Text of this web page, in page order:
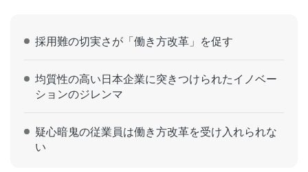
採用難の切実さが「働き方改革」を促す
均質性の高い日本企業に突きつけられたイノベー
ションのジレンマ
疑心暗鬼の従業員は働き方改革を受け入れられな
い